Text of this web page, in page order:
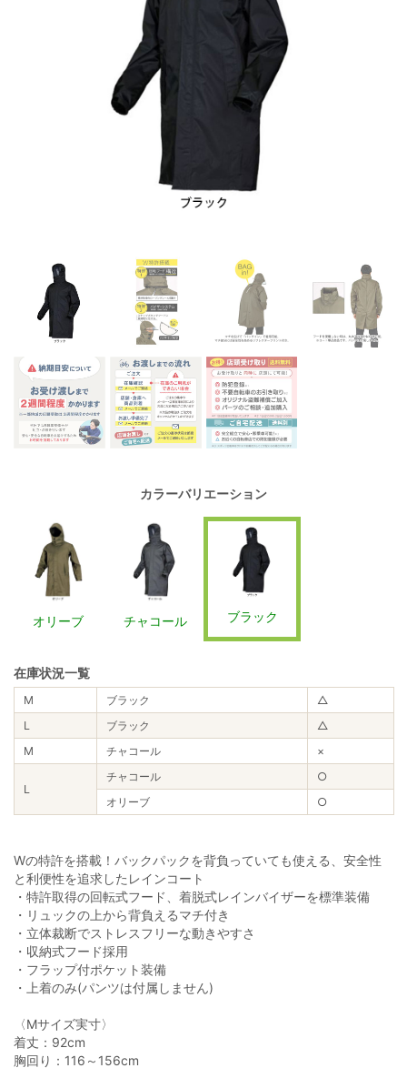
カラーバリエーション
オリーブ チャコール ブラック
在庫状況一覧
M ブラック
△
L
ブラック
△
M
チャコール ×
L
チャコール
○
オリーブ
○
Wの特許を搭載！バックパックを背負っていても使える、安全性
と利便性を追求したレインコート
・特許取得の回転式フード、着脱式レインバイザーを標準装備
・リュックの上から背負えるマチ付き
・立体裁断でストレスフリーな動きやすさ
・収納式フード採用
・フラップ付ポケット装備
・上着のみ(パンツは付属しません)
〈Mサイズ実寸〉
着丈：92cm
胸回り：116～156cm